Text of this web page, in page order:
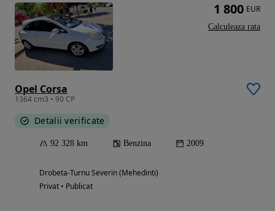
Opel Corsa
1364 cm3 • 90 CP
Detalii verificate
92 328 km Benzina 2009
Drobeta-Turnu Severin (Mehedinti)
Privat • Publicat
1 800 EUR
Calculeaza rata